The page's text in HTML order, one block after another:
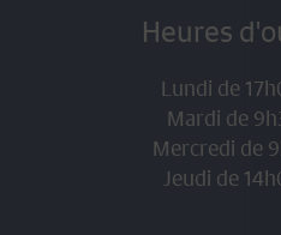
Heures
Lundi de
Mardi de
Mercredi de
Jeudi de
le propriétaire
ou par
registre foncier le 1 er
. Elle est calculée
au 31 décembre de
Il revient donc au